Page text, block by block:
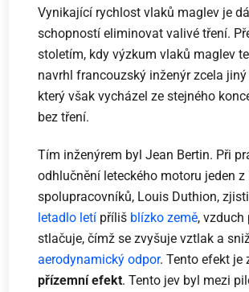
Vynikající rychlost vlaků maglev je
schopností eliminovat valivé tření.
stoletím, kdy výzkum vlaků maglev
navrhl francouzský inženýr zcela
který však vycházel ze stejného
bez tření.
Tím inženýrem byl Jean Bertin. Při
odhlučnění leteckého motoru jeden z
spolupracovníků, Louis Duthion,
letadlo letí příliš blízko země, vzduch
stlačuje, čímž se zvyšuje vztlak a
aerodynamický odpor. Tento efekt je
přízemní efekt. Tento jev byl mezi